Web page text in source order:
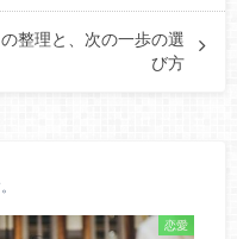
整理と、次の一歩の選
び方
恋愛